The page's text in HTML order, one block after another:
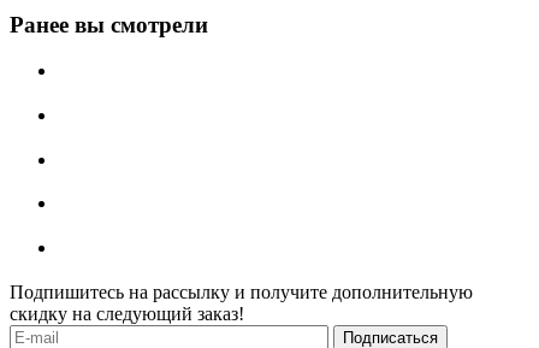
Ранее вы смотрели
Подпишитесь на рассылку и получите дополнительную
скидку на следующий заказ!